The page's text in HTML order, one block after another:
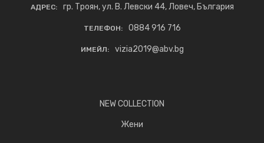
АДРЕС: гр. Троян, ул. В. Левски 44, Ловеч, България
ТЕЛЕФОН: 0884 916 716
ИМЕЙЛ: vizia2019@abv.bg
NEW COLLECTION
Жени